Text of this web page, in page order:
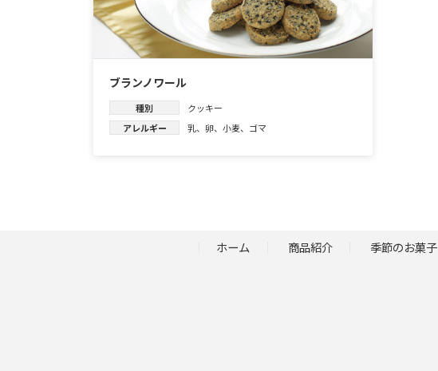
ブランノワール
種別
クッキー
アレルギー
乳、 卵、 小麦、 ゴマ
ホーム 商品紹介 季節のお菓子